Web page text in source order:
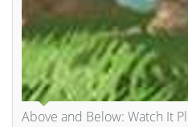
Above and Below: Watch It